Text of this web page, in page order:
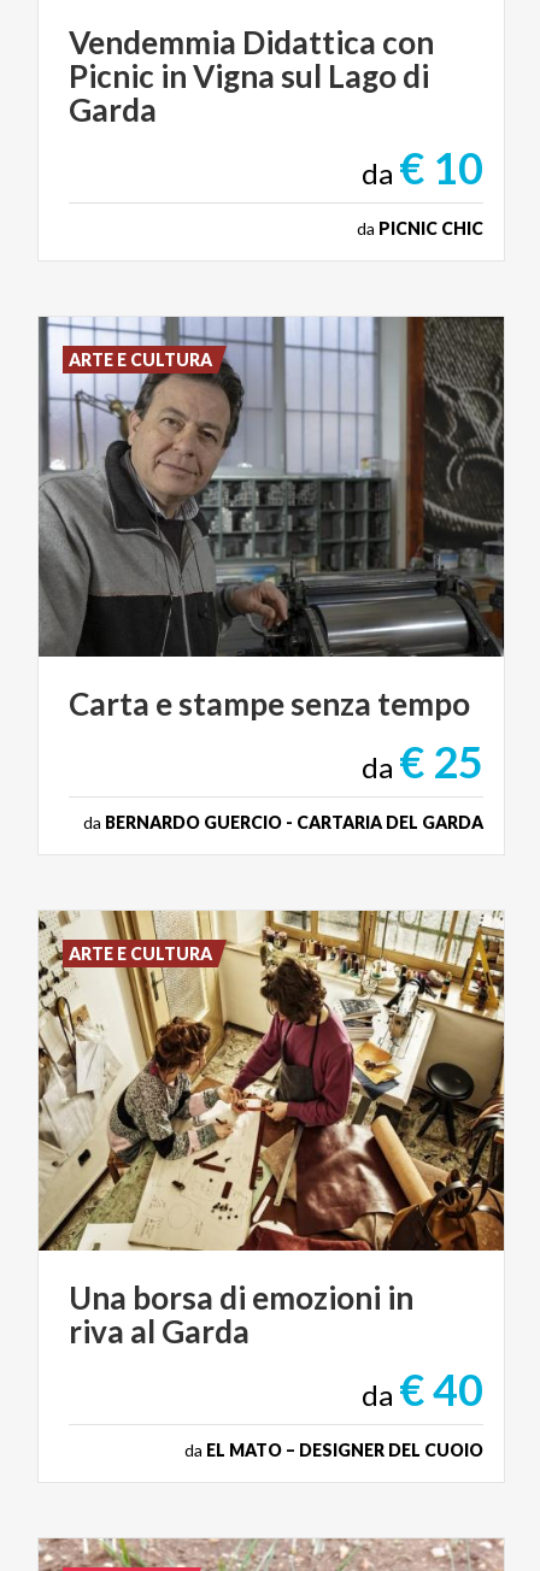
Vendemmia Didattica con
Picnic in Vigna sul Lago di
Garda
da € 10
da PICNIC CHIC
Carta estampesenza tempo
da € 25
da BERNARDO GUERCIO - CARTARIA DEL GARDA
ARTE E CULTURA
Una borsa di emozioni in
riva al Garda
da € 40
da EL MATO – DESIGNER DEL CUOIO
ARTE E CULTURA